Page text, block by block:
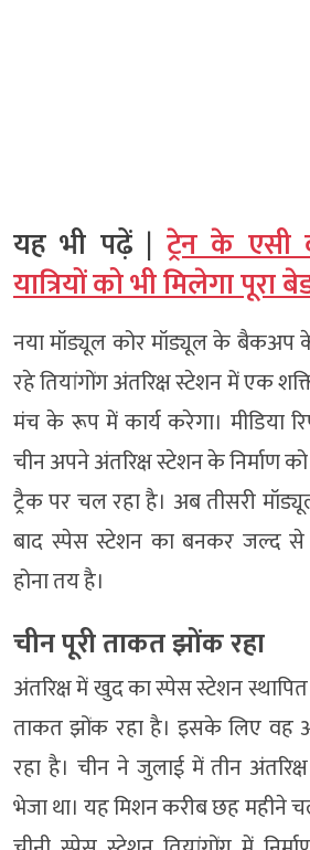
यह भी पढ़ें | ट्रेन के
यात्रियों को भी मिलेगा पूरा
नया मॉड्यूल कोर मॉड्यूल के बैकअप
रहे तियांगोंग अंतरिक्ष स्टेशन में एक
मंच के रूप में कार्य करेगा। मीडिया
चीन अपने अंतरिक्ष स्टेशन के निर्माण
ट्रैक पर चल रहा है। अब तीसरी
बाद स्पेस स्टेशन का बनकर जल्द से
होना तय है।
चीन पूरी ताकत झोंक रहा
अंतरिक्ष में खुद का स्पेस स्टेशन
ताकत झोंक रहा है। इसके लिए वह
रहा है। चीन ने जुलाई में तीन अंतरिक्ष
भेजा था। यह मिशन करीब छह महीने